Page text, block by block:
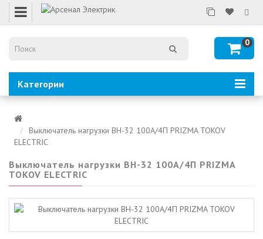
0
Категории
Выключатель нагрузки ВН-32 100А/4П PRIZMA TOKOV
ELECTRIC
Выключатель нагрузки ВН-32 100А/4П PRIZMA
TOKOV ELECTRIC